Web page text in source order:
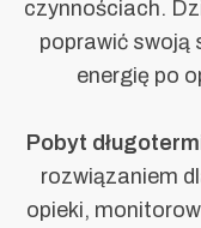
czynnościach.
poprawić swoją
energię po
Pobyt
rozwiązaniem
opieki,